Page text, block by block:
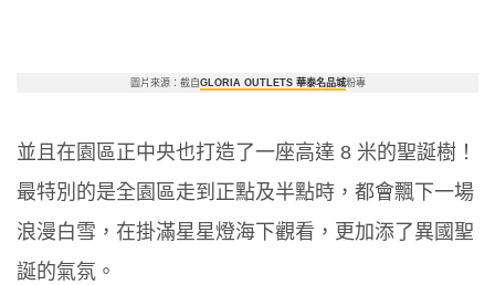
圖片來源：截自GLORIA OUTLETS 華泰名品城粉專
並且在園區正中央也打造了一座高達 8 米的聖誕樹！
最特別的是全園區走到正點及半點時，都會飄下一場
浪漫白雪，在掛滿星星燈海下觀看，更加添了異國聖
誕的氣氛。